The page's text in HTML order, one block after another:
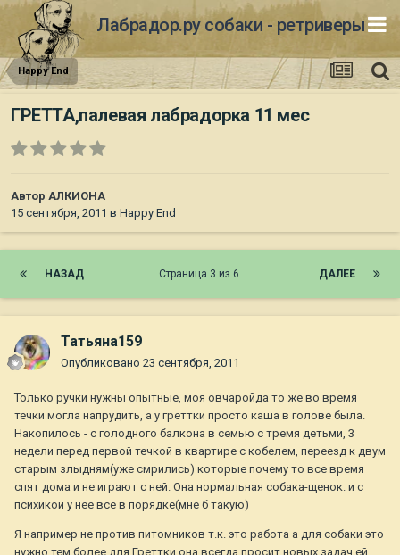
Лабрадор.ру собаки - ретриверы
Happy End
ГРЕТТА,палевая лабрадорка 11 мес
Автор АЛКИОНА
15 сентября, 2011 в Happy End
НАЗАД ДАЛЕЕ
Страница 3 из 6
Татьяна159
Опубликовано 23 сентября, 2011
Только ручки нужны опытные, моя овчаройда то же во время
течки могла напрудить, а у греттки просто каша в голове была.
Накопилось - с голодного балкона в семью с тремя детьми, 3
недели перед первой течкой в квартире с кобелем, переезд к двум
старым злыдням(уже смрились) которые почему то все время
спят дома и не играют с ней. Она нормальная собака-щенок. и с
психикой у нее все в порядке(мне б такую)
Я например не против питомников т.к. это работа а для собаки это
нужно тем более для Греттки она всегда просит новых задач ей